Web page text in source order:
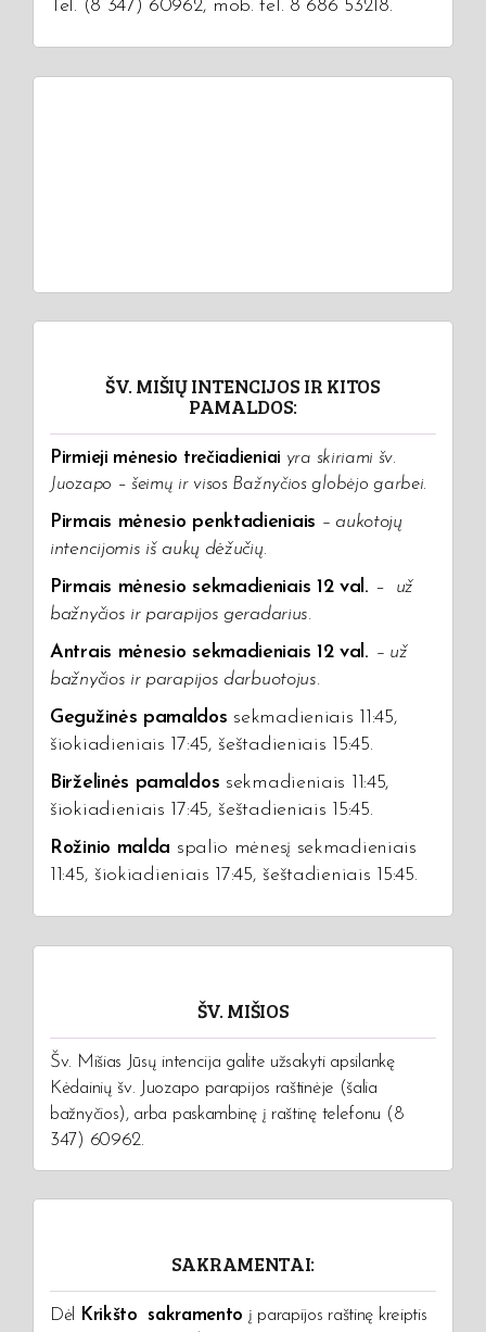
Tel. (8 347) 60962, mob. tel. 8 686 53218.
ŠV. MIŠIŲ INTENCIJOS IR KITOS
PAMALDOS:
Pirmieji mėnesio trečiadieniai yra skiriami šv.
Juozapo – šeimų ir visos Bažnyčios globėjo garbei.
Pirmais mėnesio penktadieniais – aukotojų
intencijomis iš aukų dėžučių.
Pirmais mėnesio sekmadieniais 12 val. –
už
bažnyčios ir parapijos geradarius.
Antrais mėnesio sekmadieniais 12 val. – už
bažnyčios ir parapijos darbuotojus.
Gegužinės pamaldos sekmadieniais 11:45,
šiokiadieniais 17:45, šeštadieniais 15:45.
Birželinės pamaldos sekmadieniais 11:45,
šiokiadieniais 17:45, šeštadieniais 15:45.
Rožinio malda spalio mėnesį sekmadieniais
11:45, šiokiadieniais 17:45, šeštadieniais 15:45.
ŠV. MIŠIOS
Šv. Mišias Jūsų intencija galite užsakyti apsilankę
Kėdainių šv. Juozapo parapijos raštinėje (šalia
bažnyčios), arba paskambinę į raštinę telefonu (8
347) 60962.
SAKRAMENTAI:
Dėl Krikšto sakramento į parapijos raštinę kreiptis